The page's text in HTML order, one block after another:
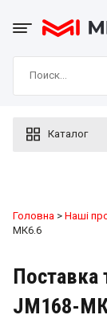
content
Каталог
Головна > Наші
МК6.6
Поставка
JM168-